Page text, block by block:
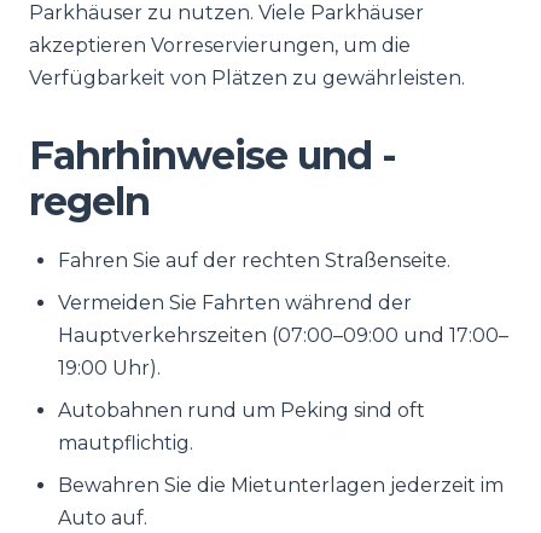
Parkhäuser zu nutzen. Viele Parkhäuser
akzeptieren Vorreservierungen, um die
Verfügbarkeit von Plätzen zu gewährleisten.
Fahrhinweise und -
regeln
Fahren Sie auf der rechten Straßenseite.
Vermeiden Sie Fahrten während der
Hauptverkehrszeiten (07:00–09:00 und 17:00–
19:00 Uhr).
Autobahnen rund um Peking sind oft
mautpflichtig.
Bewahren Sie die Mietunterlagen jederzeit im
Auto auf.